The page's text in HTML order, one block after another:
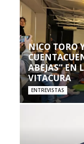
NICO TORO
ABEJAS” EN
VITACURA
ENTREVISTAS